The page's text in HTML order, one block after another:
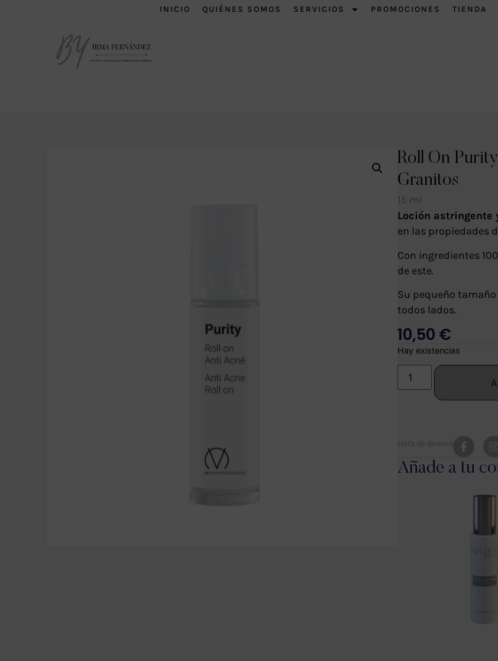
INICIO QUIÉNES SOMOS SERVICIOS PROMOCIONES TIENDA
Roll On
Granitos
15 ml
Loción astringente
en las propiedades
Con ingredientes
de este.
Su pequeño
todos lados.
10,50 €
Hay existencias
Lista de deseos
Añade a tu